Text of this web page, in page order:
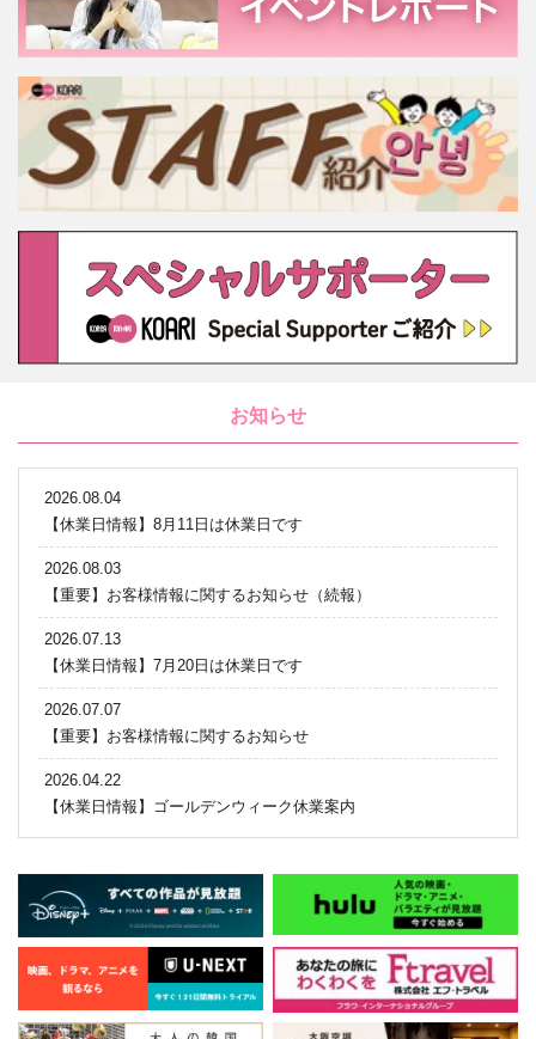
お知らせ
2026.08.04
【休業日情報】8月11日は休業日です
2026.08.03
【重要】お客様情報に関するお知らせ（続報）
2026.07.13
【休業日情報】7月20日は休業日です
2026.07.07
【重要】お客様情報に関するお知らせ
2026.04.22
【休業日情報】ゴールデンウィーク休業案内